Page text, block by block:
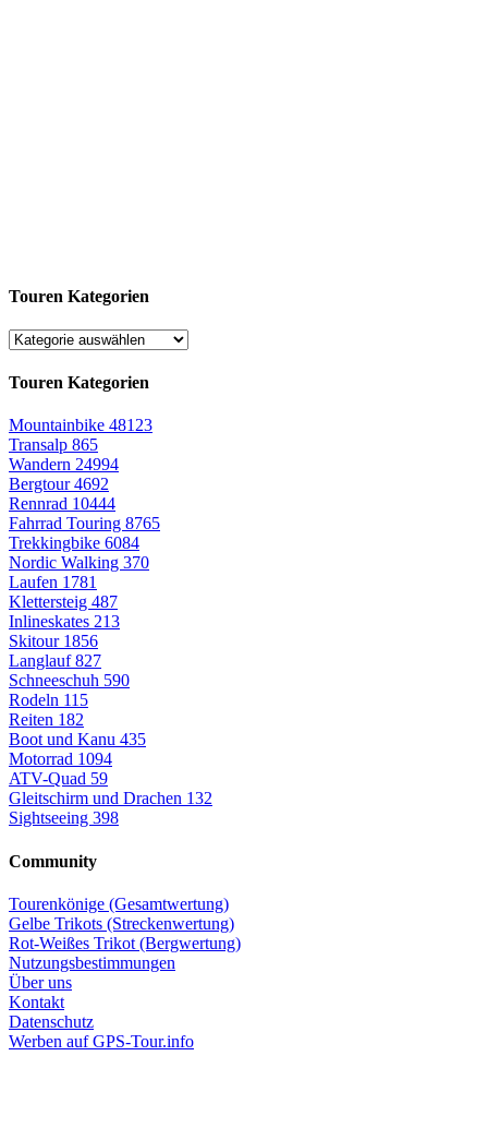
Touren Kategorien
Touren Kategorien
Mountainbike 48123
Transalp 865
Wandern 24994
Bergtour4692
Rennrad 10444
Fahrrad Touring 8765
Trekkingbike 6084
Nordic Walking 370
Laufen 1781
Klettersteig 487
Inlineskates 213
Skitour 1856
Langlauf827
Schneeschuh 590
Rodeln 115
Reiten 182
Boot und Kanu 435
Motorrad 1094
ATV-Quad 59
Gleitschirm und Drachen 132
Sightseeing 398
Community
Tourenkönige (Gesamtwertung)
Gelbe Trikots (Streckenwertung)
Rot-Weißes Trikot (Bergwertung)
Nutzungsbestimmungen
Über uns
Kontakt
Datenschutz
Werben auf GPS-Tour.info